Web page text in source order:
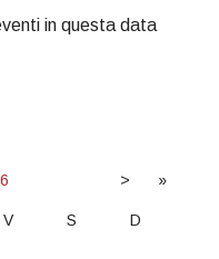
in questa data
> »
V S D